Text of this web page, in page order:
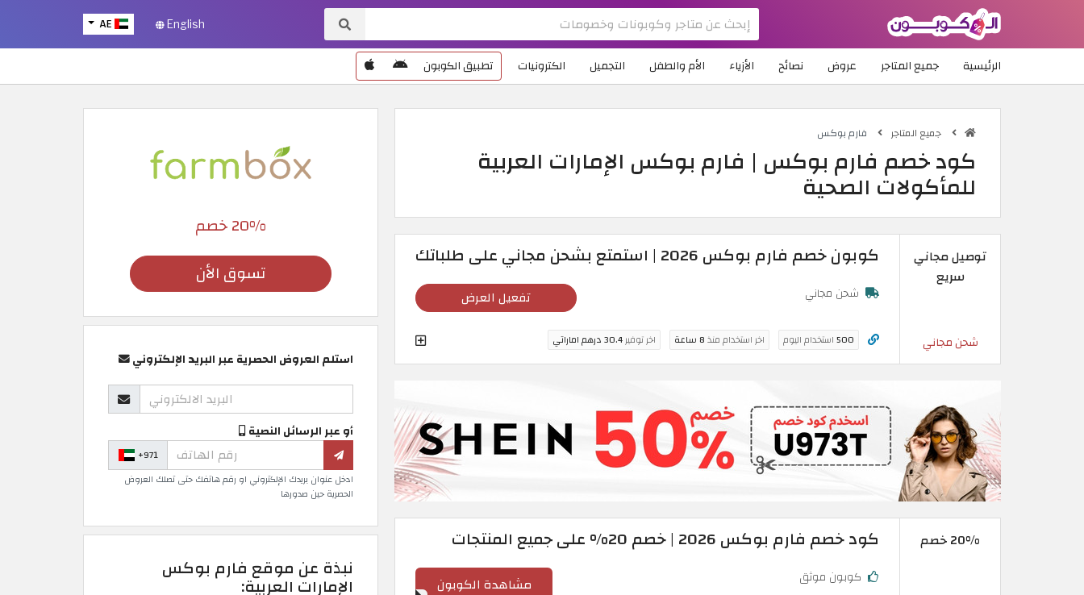
AE English
الرئيسية جميع المتاجر عروض نصائح الأزياء الأم والطفل التجميل الكترونيات تطبيق الكوبون
جميع المتاجر فارم بوكس
كود خصم فارم بوكس | فارم بوكس الإمارات العربية
للمأكولات الصحية
توصيل مجاني
سريع
شحن مجاني
كوبون خصم فارم بوكس 2026 | استمتع بشحن مجاني على طلباتك
شحن مجاني تفعيل العرض
500استخدام اليوم اخر استخدام منذ8 ساعة اخر توفير30.4 درهم اماراتي
20% خصم كود خصم فارم بوكس 2026 | خصم 20% على جميع المنتجات
كوبون موثق مشاهدة الكوبون
20% خصم
تسوق الأن
استلم العروض الحصرية عبر البريد الإلكتروني
أو عبر الرسائل النصية
+971
ادخل عنوان بريدك الإلكتروني او رقم هاتفك حتى تصلك العروض
الحصرية حين صدورها
نبذة عن موقع فارم بوكس
الإمارات العربية: